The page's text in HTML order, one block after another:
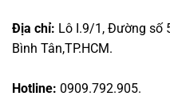
Địa chỉ: Lô I.9/1, Đường số
Bình Tân,TP.HCM.
Hotline: 0909.792.905.